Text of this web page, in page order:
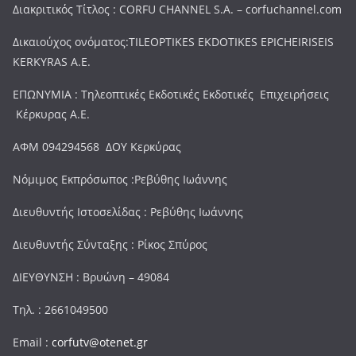
Διακριτικός Τίτλος : CORFU CHANNEL S.A. – corfuchannel.com
Δικαιούχος ονόματος:TILEOPTIKES EKDOTIKES EPICHEIRISEIS
KERKYRAS A.E.
ΕΠΩΝΥΜΙΑ : Τηλεοπτικές Εκδοτικές Εκδοτικές Επιχειρήσεις
Κέρκυρας Α.Ε.
ΑΦΜ 094294568 ΔΟΥ Κερκύρας
Νόμιμος Εκπρόσωπος :Ρεβύθης Ιωάννης
Διευθυντής Ιστοσελίδας : Ρεβύθης Ιωάννης
Διευθυντής Σύνταξης : Ρίκος Σπύρος
ΔΙΕΥΘΥΝΣΗ : Βρυώνη – 49084
Τηλ. : 2661049500
Email : corfutv@otenet.gr